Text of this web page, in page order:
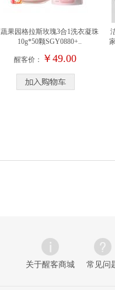
蔬果园格拉斯玫瑰3合1洗衣凝珠
10g*50颗SGY0880+..
醒客价： ￥49.00
关于醒客商城 常见问